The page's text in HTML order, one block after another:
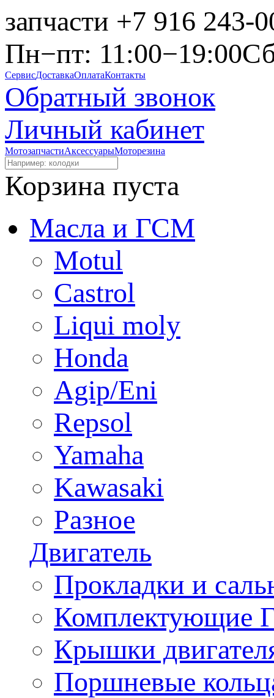
запчасти +7 916 243-
Пн−пт: 11:00−19:00
СервисДоставкаОплатаКонтакты
Обратный звонок
Личный кабинет
МотозапчастиАксессуарыМоторезина
Корзина пуста
Масла и ГСМ
Motul
Castrol
Liqui moly
Honda
Agip/Eni
Repsol
Yamaha
Kawasaki
Разное
Двигатель
Прокладки и
Комплектующие
Крышки
Поршневые